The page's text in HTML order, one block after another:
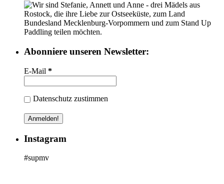
Wir sind Stefanie, Annett und Anne - drei Mädels aus
Rostock, die ihre Liebe zur Ostseeküste, zum Land
Bundesland Mecklenburg-Vorpommern und zum Stand Up
Paddling teilen möchten.
Abonniere unseren Newsletter:
E-Mail *
Datenschutz zustimmen
Instagram
#supmv